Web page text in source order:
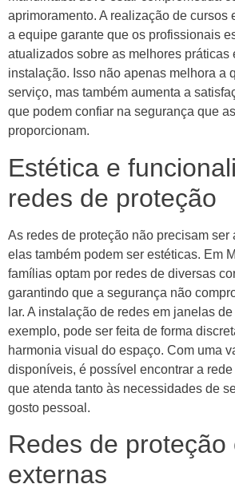
aprimoramento. A realização de cursos
a equipe garante que os profissionais
atualizados sobre as melhores práticas
instalação. Isso não apenas melhora a
serviço, mas também aumenta a
que podem confiar na segurança que
proporcionam.
Estética e
redes de proteção
As redes de proteção não precisam ser
elas também podem ser estéticas. Em
famílias optam por redes de diversas
garantindo que a segurança não
lar. A instalação de redes em janelas
exemplo, pode ser feita de forma
harmonia visual do espaço. Com uma
disponíveis, é possível encontrar a rede
que atenda tanto às necessidades de
gosto pessoal.
Redes de proteção
externas